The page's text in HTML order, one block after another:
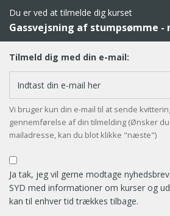
Du er ved at tilmelde dig kurset
Gassvejsning af stumpsømme -
Tilmeld dig med din e-mail:
Vi bruger kun din e-mail til at sende
gennemførelse af din tilmelding (Ønsker
mailadresse, kan du blot klikke "næste")
Ja tak, jeg vil gerne modtage
SYD med informationer om kurser og
kan til enhver tid trækkes tilbage.